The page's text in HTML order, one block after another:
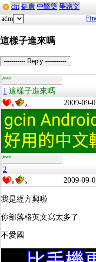
cht 健康 中醫藥 爭議文
adm
這樣子進來嗎
----------- Reply -----------
guest
1 這樣子進來嗎
0 0 2009-09-
guest
2
0 0 2009-09-
我是經方興啦
你部落格英文寫太多了
不愛國